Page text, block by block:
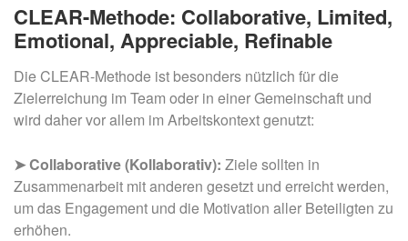
CLEAR-Methode: Collaborative, Limited,
Emotional, Appreciable, Refinable
Die CLEAR-Methode ist besonders nützlich für die
Zielerreichung im Team oder in einer Gemeinschaft und
wird daher vor allem im Arbeitskontext genutzt:
➤ Collaborative (Kollaborativ): Ziele sollten in
Zusammenarbeit mit anderen gesetzt und erreicht werden,
um das Engagement und die Motivation aller Beteiligten zu
erhöhen.